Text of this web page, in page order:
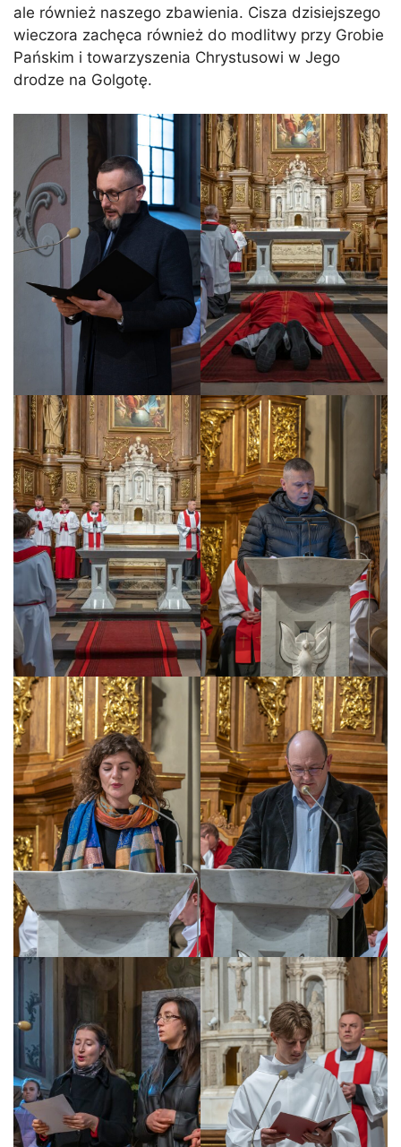
ale również naszego zbawienia. Cisza dzisiejszego
wieczora zachęca również do modlitwy przy Grobie
Pańskim i towarzyszenia Chrystusowi w Jego
drodze na Golgotę.